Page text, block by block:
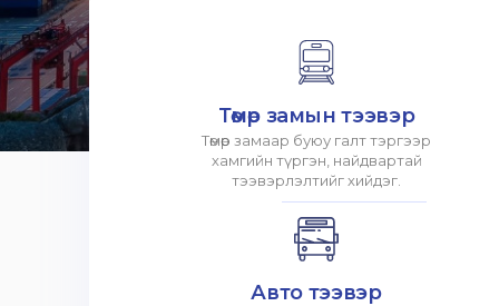
Төмөр замын тээвэр
Төмөр замаар буюу галт тэргээр
хамгийн түргэн, найдвартай
тээвэрлэлтийг хийдэг.
Авто тээвэр